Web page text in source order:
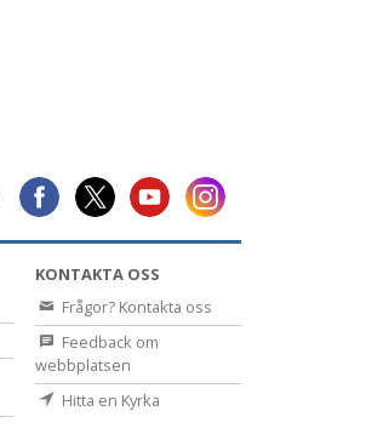
KONTAKTA OSS
Frågor? Kontakta oss
Feedback om
webbplatsen
Hitta en Kyrka